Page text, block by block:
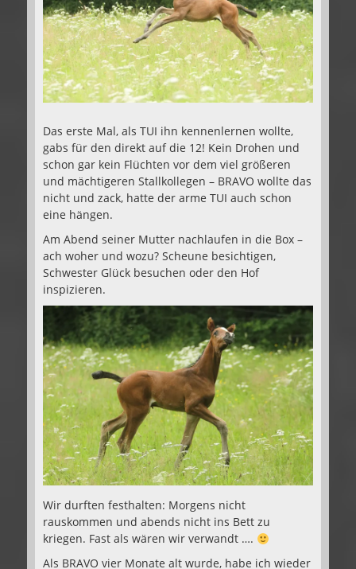
Das erste Mal, als TUI ihn kennenlernen wollte,
gabs für den direkt auf die 12! Kein Drohen und
schon gar kein Flüchten vor dem viel größeren
und mächtigeren Stallkollegen – BRAVO wollte das
nicht und zack, hatte der arme TUI auch schon
eine hängen.
Am Abend seiner Mutter nachlaufen in die Box –
ach woher und wozu? Scheune besichtigen,
Schwester Glück besuchen oder den Hof
inspizieren.
Wir durften festhalten: Morgens nicht
rauskommen und abends nicht ins Bett zu
kriegen. Fast als wären wir verwandt ….
Als BRAVO vier Monate alt wurde, habe ich wieder